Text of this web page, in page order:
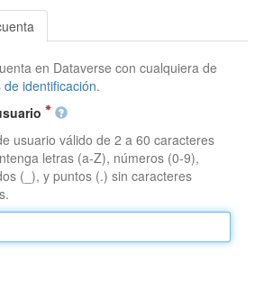
en Dataverse con cualquiera de
de identificación.
usuario válido de 2 a 60 caracteres
letras (a-Z), números (0-9),
(_), y puntos (.) sin caracteres